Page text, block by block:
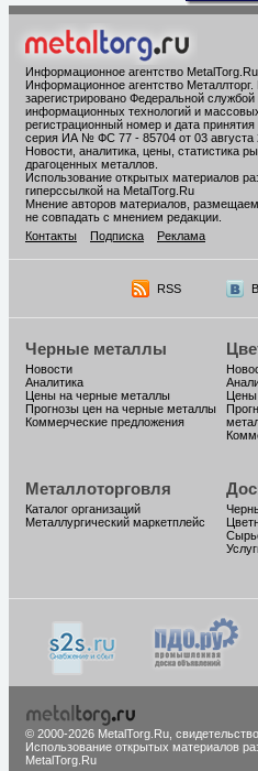
Информационное агентство MetalTorg.Ru
Информационное агентство Металлторг.
зарегистрировано Федеральной
информационных технологий и
регистрационный номер и дата
серия ИА № ФС 77 - 85704 от 03 августа
Новости, аналитика, цены, статистика
драгоценных металлов.
Использование открытых материалов
гиперссылкой на MetalTorg.Ru
Мнение авторов материалов,
не совпадать с мнением редакции.
Контакты
Подписка Реклама
RSS
Черные металлы
Новости
Аналитика
Цены на черные металлы
Прогнозы цен на черные металлы
Коммерческие предложения
Цены
Металлоторговля
Каталог организаций
Металлургический маркетплейс
© 2000-2026 MetalTorg.Ru,
Использование открытых материалов
MetalTorg.Ru